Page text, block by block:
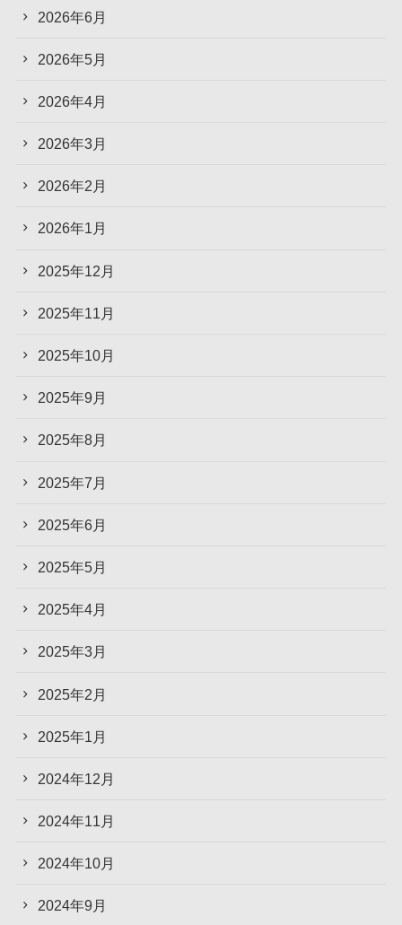
2026年6月
2026年5月
2026年4月
2026年3月
2026年2月
2026年1月
2025年12月
2025年11月
2025年10月
2025年9月
2025年8月
2025年7月
2025年6月
2025年5月
2025年4月
2025年3月
2025年2月
2025年1月
2024年12月
2024年11月
2024年10月
2024年9月